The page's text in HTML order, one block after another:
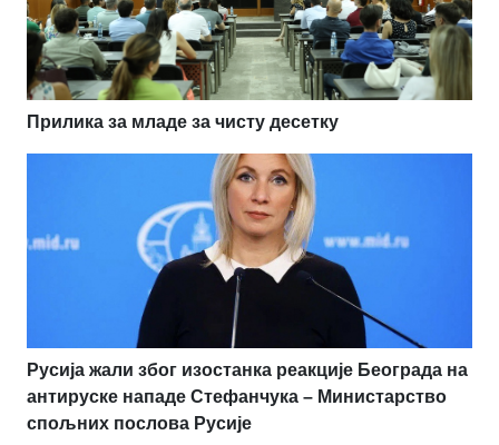
Прилика за младе за чисту десетку
Русија жали због изостанка реакције Београда на
антируске нападе Стефанчука – Министарство
спољних послова Русије